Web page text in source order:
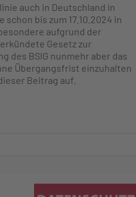
auch in Deutschland in
bis zum 17.10.2024 in
aufgrund der
Gesetz zur
des BSIG nunmehr aber das
Übergangsfrist einzuhalten
Beitrag auf.